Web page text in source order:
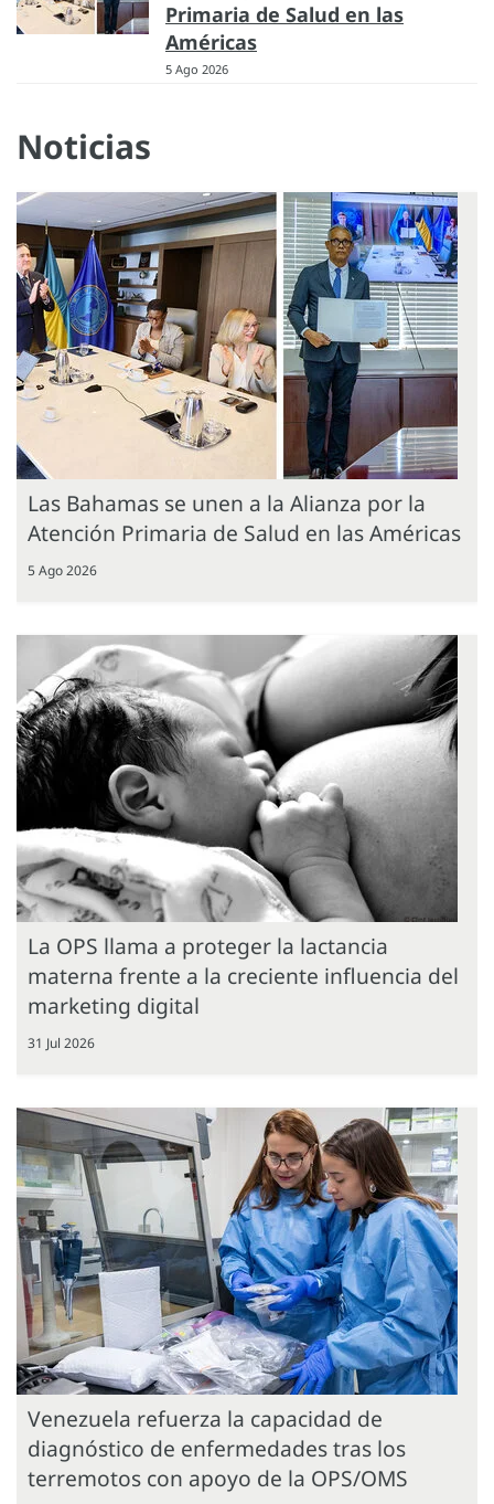
Primaria de Salud en las
Américas
5 Ago 2026
Noticias
Las Bahamas se unen a la Alianza por la
Atención Primaria de Salud en las Américas
5 Ago 2026
La OPS llama a proteger la lactancia
materna frente a la creciente influencia del
marketing digital
31 Jul 2026
Venezuela refuerza la capacidad de
diagnóstico de enfermedades tras los
terremotos con apoyo de la OPS/OMS